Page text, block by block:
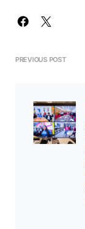
PREVIOUS POST